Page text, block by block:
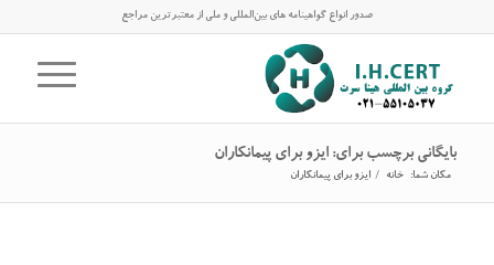
صدور انواع گواهینامه های بین‌المللی و ملی از معتبرترین مراجع
بایگانی برچسب برای: ایزو برای پیمانکاران
مکان شما: خانه / ایزو برای پیمانکاران